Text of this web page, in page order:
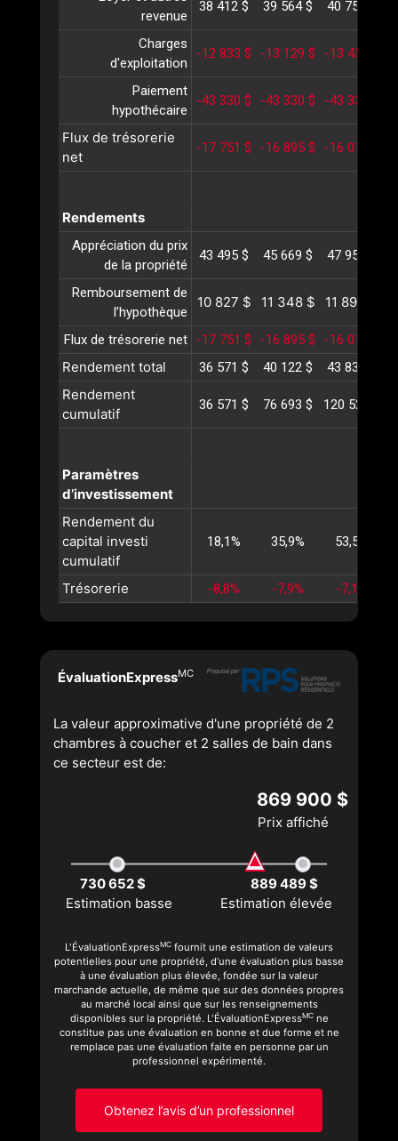
revenue
38 412 $ 39 564 $ 40 751 $
Charges
d'exploitation
-12 833 $ -13 129 $ -13 433 $
Paiement
hypothécaire
-43 330 $ -43 330 $ -43 330 $
Flux de trésorerie
net
-17 751 $ -16 895 $ -16 011 $
Rendements
Appréciation du prix
de la propriété
43 495 $ 45 669 $ 47 953 $
Remboursement de
l’hypothèque
10 827 $ 11 348 $ 11 893 $
Flux de trésorerie net -17 751 $ -16 895 $ -16 011 $
Rendement total 36 571 $ 40 122 $ 43 835 $
Rendement
cumulatif
36 571 $ 76 693 $ 120 528 $
Paramètres
d’investissement
Rendement du
capital investi
cumulatif
18,1% 35,9% 53,5%
Trésorerie -8,8% -7,9% -7,1%
ÉvaluationExpressMC
La valeur approximative d'une propriété de 2
chambres à coucher et 2 salles de bain dans
ce secteur est de:
869 900 $
Prix affiché
730 652 $
889 489 $
Estimation basse
Estimation élevée
L'ÉvaluationExpressMC fournit une estimation de valeurs
potentielles pour une propriété, d’une évaluation plus basse
à une évaluation plus élevée, fondée sur la valeur
marchande actuelle, de même que sur des données propres
au marché local ainsi que sur les renseignements
disponibles sur la propriété. L'ÉvaluationExpressMCne
constitue pas une évaluation en bonne et due forme et ne
remplace pas une évaluation faite en personne par un
professionnel expérimenté.
Obtenez l’avis d’un professionnel